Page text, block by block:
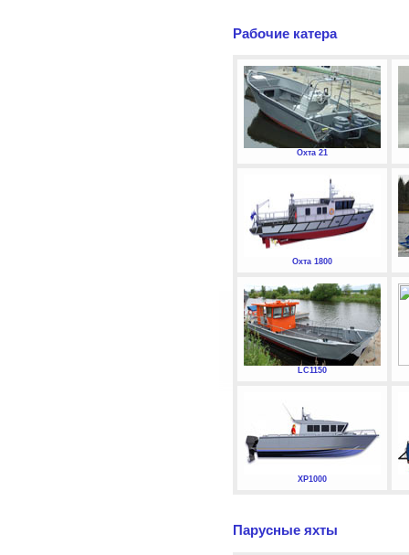
Рабочие катера
Охта 21
Охта 1800
LC1150
XP1000
Парусные яхты